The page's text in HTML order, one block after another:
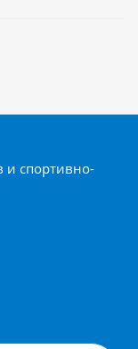
и спортивно-